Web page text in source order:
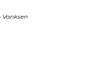
Vanksen